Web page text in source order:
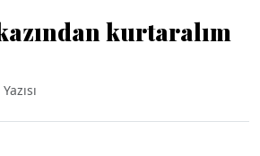
kurtaralım